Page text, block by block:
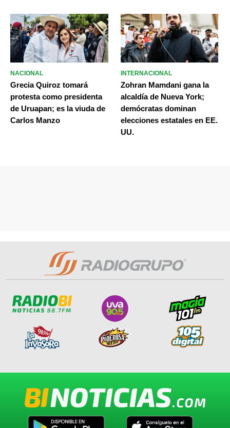
NACIONAL
Grecia Quiroz tomará
protesta como presidenta
de Uruapan; es la viuda de
Carlos Manzo
INTERNACIONAL
Zohran Mamdani gana la
alcaldía de Nueva York;
demócratas dominan
elecciones estatales en EE.
UU.